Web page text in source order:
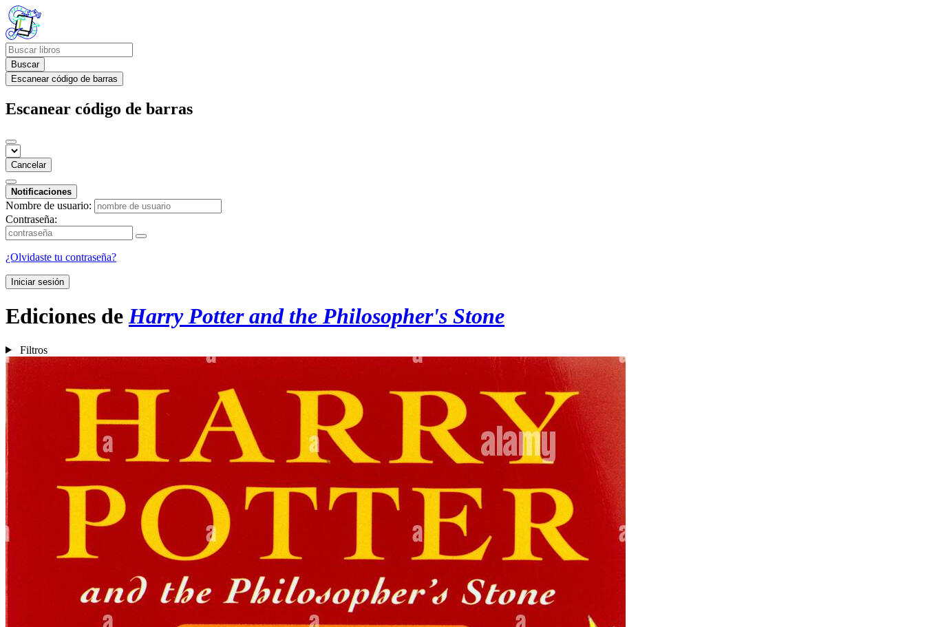
Buscar
Escanear código de barras
Escanear código de barras
Cancelar
Notificaciones
Nombre de usuario:
Contraseña:
¿Olvidaste tu contraseña?
Iniciar sesión
Ediciones deHarry Potter and the Philosopher's Stone
Filtros